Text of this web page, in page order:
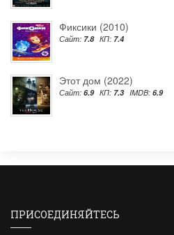
Фиксики (2010)
Сайт: 7.8 КП: 7.4
Этот дом (2022)
Сайт: 6.9 КП: 7.3 IMDB: 6.9
ПРИСОЕДИНЯЙТЕСЬ